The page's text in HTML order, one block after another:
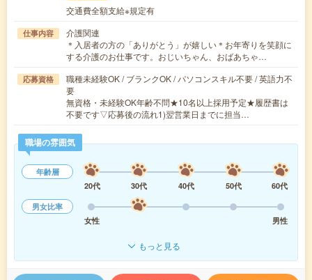
交通費全額支給※規定有
仕事内容
介護関連
＊入居者の方の「ありがとう」が嬉しい＊お年寄りを笑顔に
する介護のお仕事です。おじいちゃん、おばあちゃ…
応募資格
職種未経験OK / ブランクOK / パソコンスキル不要 / 英語力不
要
無資格・未経験OK年齢不問★10名以上採用予定★履歴書は
不要です▽応募後の流れ1)翌営業日までに担当…
職場の雰囲気
年齢層
20代
30代 40代 50代
60代
男女比率
女性
男性
もっと見る